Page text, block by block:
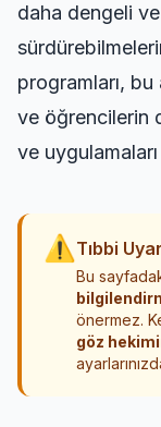
daha dengeli
programları,
ve öğrencilerin
ve
⚠ Tıbbi
Bu
önermez.
göz